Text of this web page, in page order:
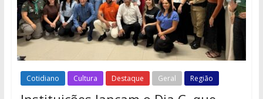
Cotidiano Cultura Destaque Geral Região